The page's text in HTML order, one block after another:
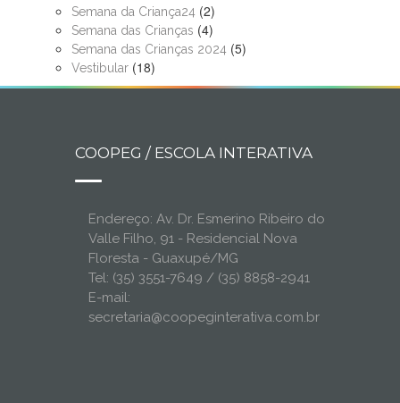
Semana da Criança24 (2)
Semana das Crianças (4)
Semana das Crianças 2024 (5)
Vestibular (18)
COOPEG / ESCOLA INTERATIVA
Endereço: Av. Dr. Esmerino Ribeiro do
Valle Filho, 91 - Residencial Nova
Floresta - Guaxupé/MG
Tel: (35) 3551-7649 / (35) 8858-2941
E-mail:
secretaria@coopeginterativa.com.br